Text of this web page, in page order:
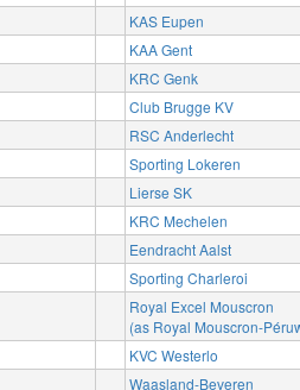
KAS Eupen
KAA Gent
KRC Genk
Club Brugge KV
RSC Anderlecht
Sporting Lokeren
Lierse SK
KRC Mechelen
Eendracht Aalst
Sporting Charleroi
Royal Excel Mouscron
(as Royal Mouscron-
KVC Westerlo
Waasland-Beveren